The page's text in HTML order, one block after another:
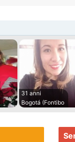
31 anni
Bogotá (Fontibo